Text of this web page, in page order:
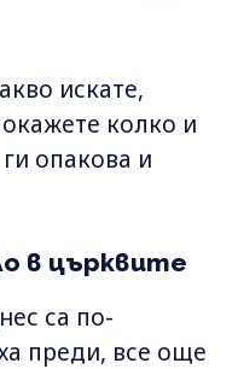
искате,
колко и
опакова и
в църквите
са по-
преди, все още